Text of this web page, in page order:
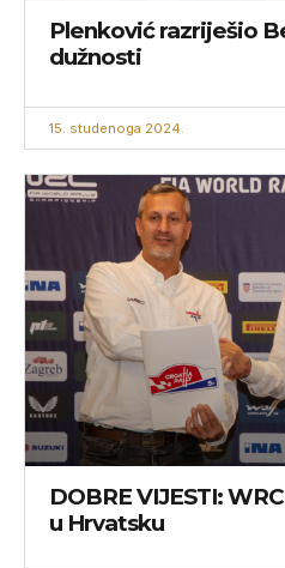
Plenković razriješio
dužnosti
15. studenoga 2024.
DOBRE VIJESTI:
u Hrvatsku